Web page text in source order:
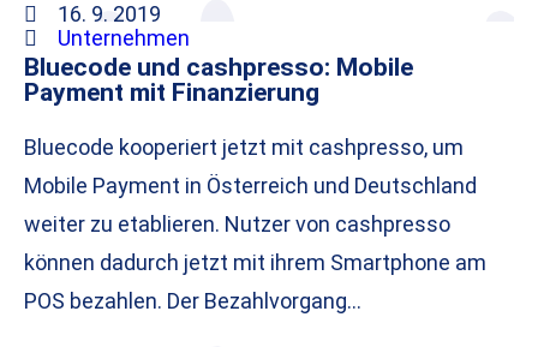
16. 9. 2019
Unternehmen
Bluecode und cashpresso: Mobile
Payment mit Finanzierung
Bluecode kooperiert jetzt mit cashpresso, um
Mobile Payment in Österreich und Deutschland
weiter zu etablieren. Nutzer von cashpresso
können dadurch jetzt mit ihrem Smartphone am
POS bezahlen. Der Bezahlvorgang…